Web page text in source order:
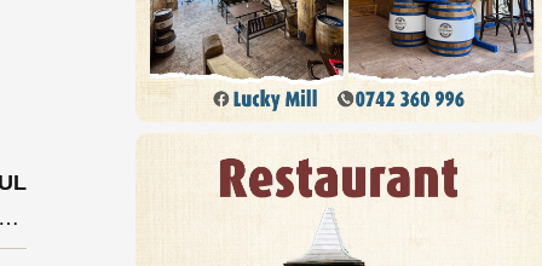
sunt UK, Irlanda, Belgia, Elveția, Olanda, Austria, SUA, Turcia și Iran. Ce alte măsuri pentru transportatori au fost adoptate